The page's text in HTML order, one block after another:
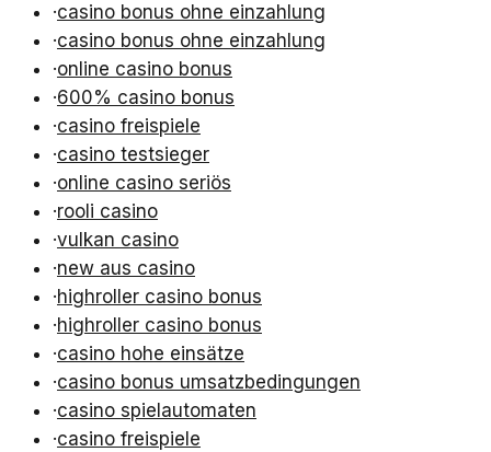
·casino bonus ohne einzahlung
·casino bonus ohne einzahlung
·online casino bonus
·600% casino bonus
·casino freispiele
·casino testsieger
·online casino seriös
·rooli casino
·vulkan casino
·new aus casino
·highroller casino bonus
·highroller casino bonus
·casino hohe einsätze
·casino bonus umsatzbedingungen
·casino spielautomaten
·casino freispiele